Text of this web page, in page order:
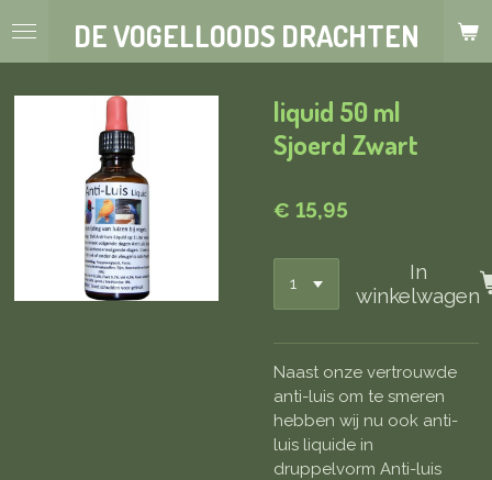
Ga
de
hoofdinhoud
DE VOGELLOODS DRACHTEN
liquid 50 ml
Sjoerd Zwart
€ 15,95
In
winkelwagen
Naast onze vertrouwde
anti-luis om te smeren
hebben wij nu ook anti-
luis liquide in
druppelvorm Anti-luis